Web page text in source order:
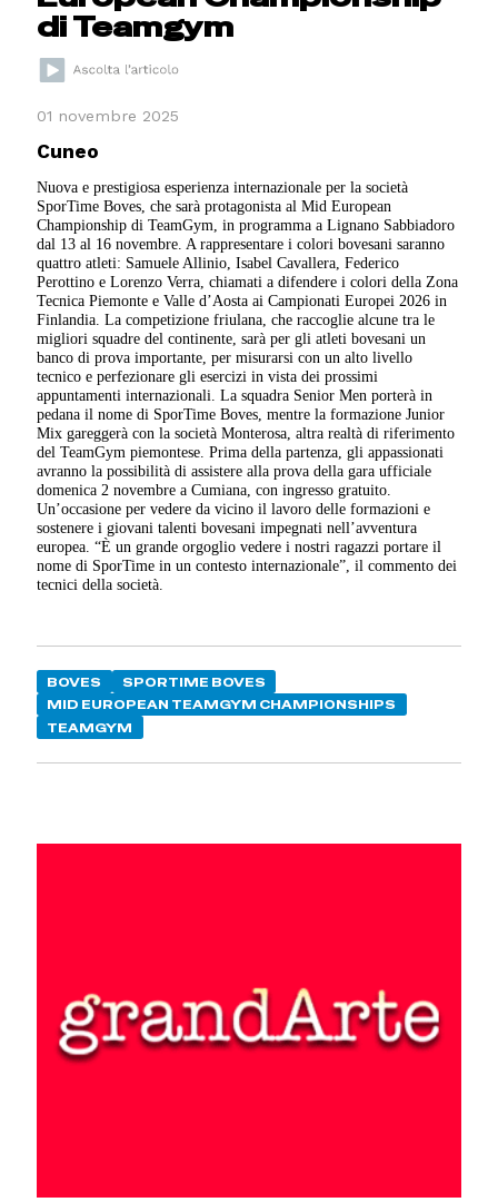
di Teamgym
01 novembre 2025
Cuneo
Nuova e prestigiosa esperienza internazionale per la società
SporTime Boves, che sarà protagonista al Mid European
Championship di TeamGym, in programma a Lignano Sabbiadoro
dal 13 al 16 novembre. A rappresentare i colori bovesani saranno
quattro atleti: Samuele Allinio, Isabel Cavallera, Federico
Perottino e Lorenzo Verra, chiamati a difendere i colori della Zona
Tecnica Piemonte e Valle d’Aosta ai Campionati Europei 2026 in
Finlandia. La competizione friulana, che raccoglie alcune tra le
migliori squadre del continente, sarà per gli atleti bovesani un
banco di prova importante, per misurarsi con un alto livello
tecnico e perfezionare gli esercizi in vista dei prossimi
appuntamenti internazionali. La squadra Senior Men porterà in
pedana il nome di SporTime Boves, mentre la formazione Junior
Mix gareggerà con la società Monterosa, altra realtà di riferimento
del TeamGym piemontese. Prima della partenza, gli appassionati
avranno la possibilità di assistere alla prova della gara ufficiale
domenica 2 novembre a Cumiana, con ingresso gratuito.
Un’occasione per vedere da vicino il lavoro delle formazioni e
sostenere i giovani talenti bovesani impegnati nell’avventura
europea. “È un grande orgoglio vedere i nostri ragazzi portare il
nome di SporTime in un contesto internazionale”, il commento dei
tecnici della società.
BOVES
SPORTIME BOVES
MID EUROPEAN TEAMGYM CHAMPIONSHIPS
TEAMGYM